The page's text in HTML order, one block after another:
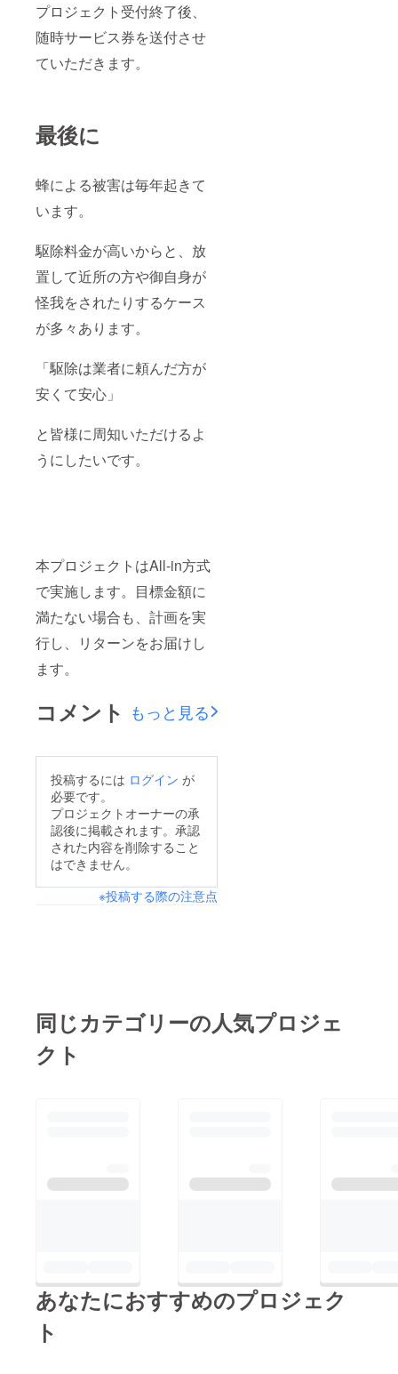
プロジェクト受付終了後、
随時サービス券を送付させ
ていただきます。
最後に
蜂による被害は毎年起きて
います。
駆除料金が高いからと、放
置して近所の方や御自身が
怪我をされたりするケース
が多々あります。
「駆除は業者に頼んだ方が
安くて安心」
と皆様に周知いただけるよ
うにしたいです。
本プロジェクトはAll-in方式
で実施します。目標金額に
満たない場合も、計画を実
行し、リターンをお届けし
ます。
コメント もっと見る
投稿するには ログイン が
必要です。
プロジェクトオーナーの承
認後に掲載されます。承認
された内容を削除すること
はできません。
※投稿する際の注意点
同じカテゴリーの人気プロジェ
クト
あなたにおすすめのプロジェク
ト